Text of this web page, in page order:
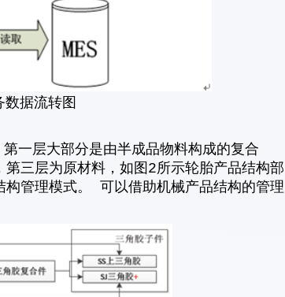
据流转图
一层大部分是由半成品物料构成的复合
三层为原材料，如图2所示轮胎产品结构部
管理模式。 可以借助机械产品结构的管理